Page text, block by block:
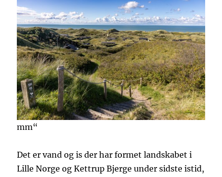
mm“
Det er vand og is der har formet landskabet i
Lille Norge og Kettrup Bjerge under sidste istid,